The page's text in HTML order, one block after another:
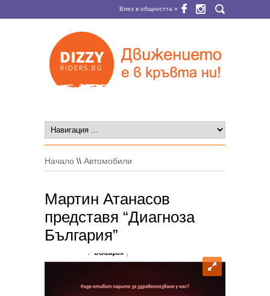
Влез в общността »
Начало \\ Автомобили
Мартин Атанасов
представя “Диагноза
България”